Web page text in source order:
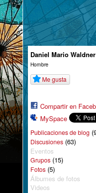
Daniel Mario Waldner
Hombre
Me gusta
Compartir en
MySpace
Publicaciones de blog
Discusiones (63)
Eventos
Grupos (15)
Fotos (5)
Álbumes de fotos
Videos